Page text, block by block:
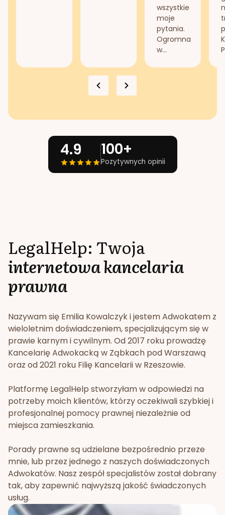
wszystkie
moje
pytania.
Ogromna
w...
4.9 100+
Pozytywnych opinii
LegalHelp: Twoja
internetowa kancelaria
prawna
Nazywam się Emilia Kowalczyk i jestem Adwokatem z
wieloletnim doświadczeniem, specjalizującym się w
prawie karnym i cywilnym. Od 2017 roku prowadzę
Kancelarię Adwokacką w Ząbkach pod Warszawą
oraz od 2021 roku Filię Kancelarii w Rzeszowie.
Platformę LegalHelp stworzyłam w odpowiedzi na
potrzeby moich klientów, którzy oczekiwali szybkiej i
profesjonalnej pomocy prawnej niezależnie od
miejsca zamieszkania.
Porady prawne są udzielane bezpośrednio przeze
mnie, lub przez jednego z naszych doświadczonych
Adwokatów. Nasz zespół specjalistów został dobrany
tak, aby zapewnić najwyższą jakość świadczonych
usług.